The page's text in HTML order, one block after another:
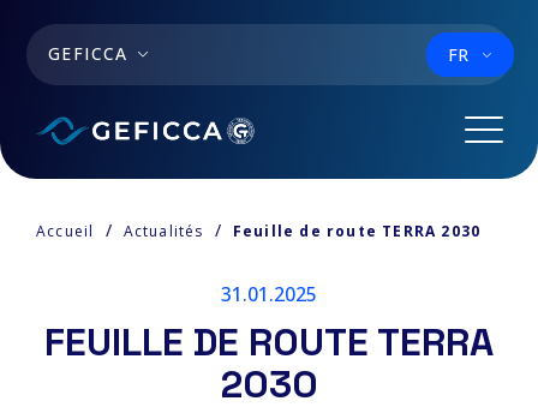
GEFICCA FR
Accueil Actualités Feuille de route TERRA 2030
31.01.2025
FEUILLE DE ROUTE TERRA
2030